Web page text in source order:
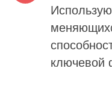
ключевой